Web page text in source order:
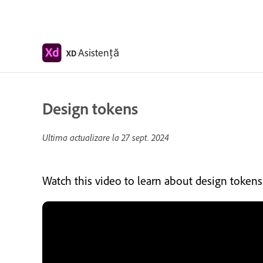
XDAsistență
Design tokens
Ultima actualizare la27 sept. 2024
Watch this video to learn about design